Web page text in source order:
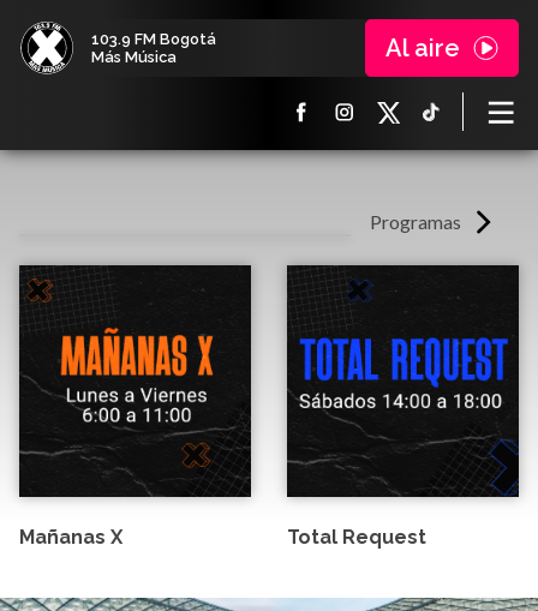
103.9 FM Bogotá
Más Música
Al aire
Programas
Mañanas X Total Request